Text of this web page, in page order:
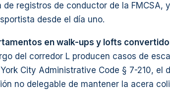
registros de conductor de la FMCSA,
desde el día uno.
en walk-ups y lofts
del corredor L producen casos de
City Administrative Code § 7-210, el
no delegable de mantener la acera